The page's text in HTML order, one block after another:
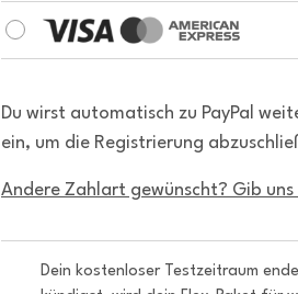
Du wirst automatisch zu PayPal
ein, um die Registrierung
Andere Zahlart gewünscht? Gib uns
Dein kostenloser Testzeitraum